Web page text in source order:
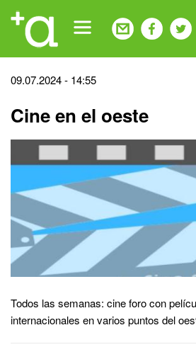
Jump
navigation
Back
top
09.07.2024 - 14:55
Cine en el oeste
Todos las semanas: cine foro con
internacionales en varios puntos del